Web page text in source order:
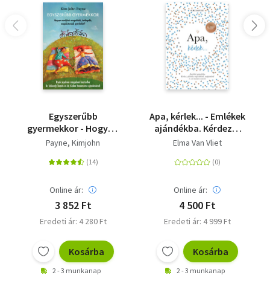
Egyszerűbb
gyermekkor - Hogyan
neveljünk
boldogabb,
gyerekeket?
Payne, Kimjohn
Online ár:
3 852 Ft
Eredeti ár: 4 280 Ft
Kosárba
2 - 3 munkanap
Apa, kérlek... - Emlékek
ajándékba. Kérdezz-
felelek a régi időkről,
minden másról.
Elma Van Vliet
Online ár:
4 500 Ft
Eredeti ár: 4 999 Ft
Kosárba
2 - 3 munkanap